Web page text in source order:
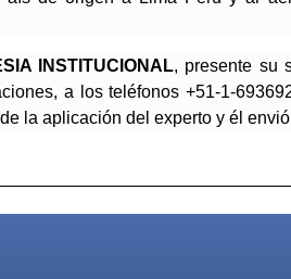
INSTITUCIONAL, presente su
a los teléfonos +51-1-
la aplicación del experto y él